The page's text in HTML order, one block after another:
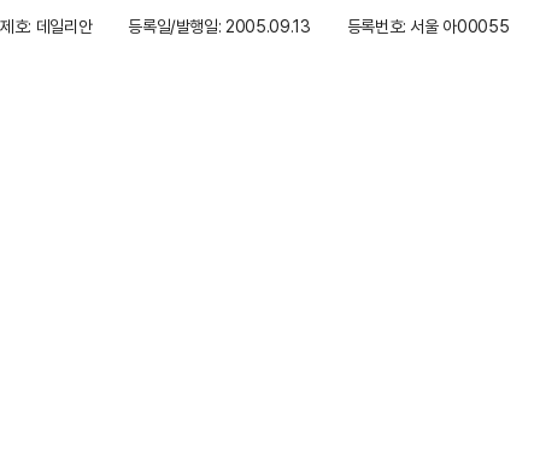
제호: 데일리안
등록일/발행일: 2005.09.13 등록번호: 서울 아00055